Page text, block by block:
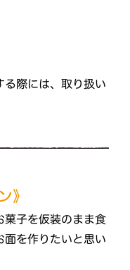
際には、取り扱い
》
菓子を仮装のまま食
面を作りたいと思い